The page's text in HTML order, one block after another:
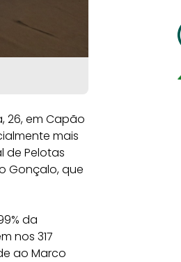
26, em Capão
mais
de Pelotas
Gonçalo, que
da
nos 317
ao Marco